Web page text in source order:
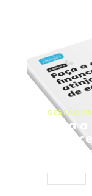
GESTÃO
Faça